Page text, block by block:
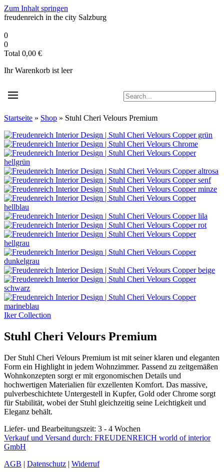
Zum Inhalt springen
freudenreich in the city Salzburg
0
0
Total 0,00 €
Ihr Warenkorb ist leer
Startseite » Shop » Stuhl Cheri Velours Premium
Iker Collection
Stuhl Cheri Velours Premium
Der Stuhl Cheri Velours Premium ist mit seiner klaren und eleganten
Form ein Highlight in jedem Wohnzimmer. Passend zu zeitgemäßen
Wohnkonzepten sorgt er mit ergonomischen Details und
hochwertigen Materialien für exzellenten Komfort. Das massive,
pulverbeschichtete Untergestell in Kupfer, Gold oder Chrome sorgt
für Stabilität, wobei der Stuhl gleichzeitig seine Leichtigkeit und
Eleganz behält.
Liefer- und Bearbeitungszeit: 3 - 4 Wochen
Verkauf und Versand durch: FREUDENREICH world of interior
GmbH
AGB | Datenschutz | Widerruf